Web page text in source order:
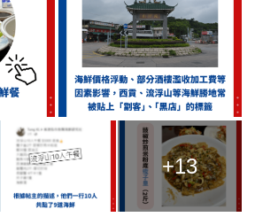
+13